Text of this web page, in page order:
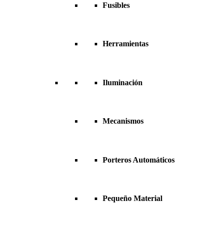
Fusibles
Herramientas
Iluminación
Mecanismos
Porteros Automáticos
Pequeño Material